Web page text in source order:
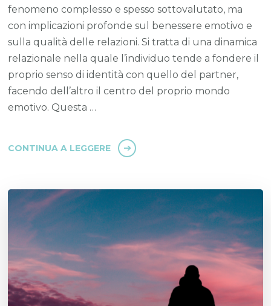
fenomeno complesso e spesso sottovalutato, ma
con implicazioni profonde sul benessere emotivo e
sulla qualità delle relazioni. Si tratta di una dinamica
relazionale nella quale l’individuo tende a fondere il
proprio senso di identità con quello del partner,
facendo dell’altro il centro del proprio mondo
emotivo. Questa …
CONTINUA A LEGGERE